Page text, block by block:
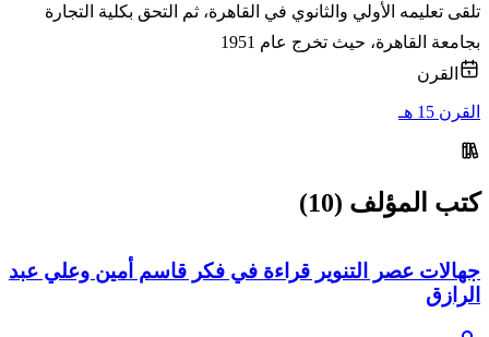
تلقى تعليمه الأولي والثانوي في القاهرة، ثم التحق بكلية التجارة
بجامعة القاهرة، حيث تخرج عام 1951
القرن
القرن 15 هـ
كتب المؤلف (10)
جهالات عصر التنوير قراءة في فكر قاسم أمين وعلي عبد
الرازق